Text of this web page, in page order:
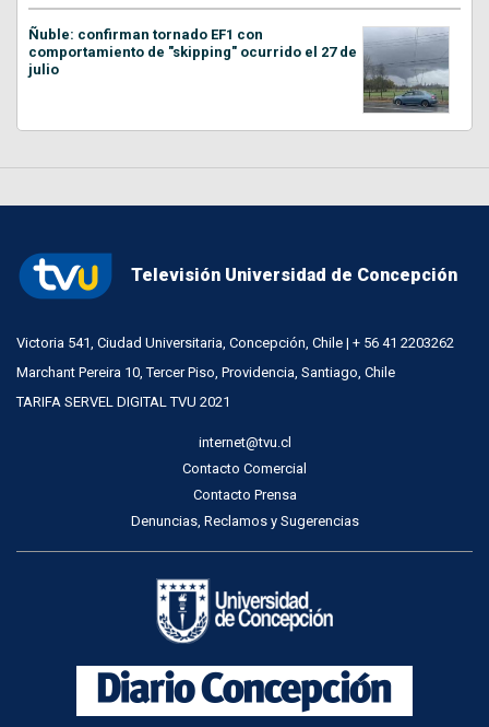
Ñuble: confirman tornado EF1 con
comportamiento de "skipping" ocurrido el 27 de
julio
Televisión Universidad de Concepción
Victoria 541, Ciudad Universitaria, Concepción, Chile | + 56 41 2203262
Marchant Pereira 10, Tercer Piso, Providencia, Santiago, Chile
TARIFA SERVEL DIGITAL TVU 2021
internet@tvu.cl
Contacto Comercial
Contacto Prensa
Denuncias, Reclamos y Sugerencias